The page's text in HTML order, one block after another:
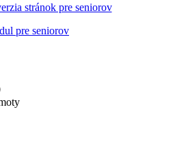
stránok pre seniorov